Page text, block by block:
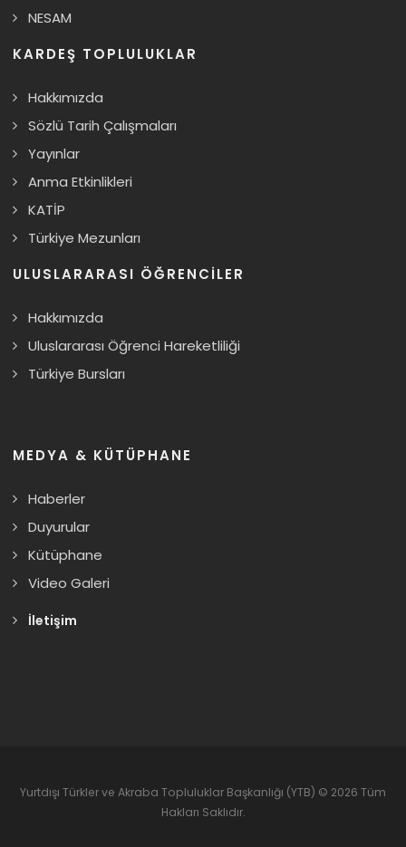
NESAM
KARDEŞ TOPLULUKLAR
Hakkımızda
Sözlü Tarih Çalışmaları
Yayınlar
Anma Etkinlikleri
KATİP
Türkiye Mezunları
ULUSLARARASI ÖĞRENCILER
Hakkımızda
Uluslararası Öğrenci Hareketliliği
Türkiye Bursları
MEDYA & KÜTÜPHANE
Haberler
Duyurular
Kütüphane
Video Galeri
İletişim
Yurtdışı Türkler ve Akraba Topluluklar Başkanlığı (YTB) © 2026 Tüm
Hakları Saklıdır.